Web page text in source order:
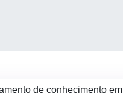
de conhecimento em